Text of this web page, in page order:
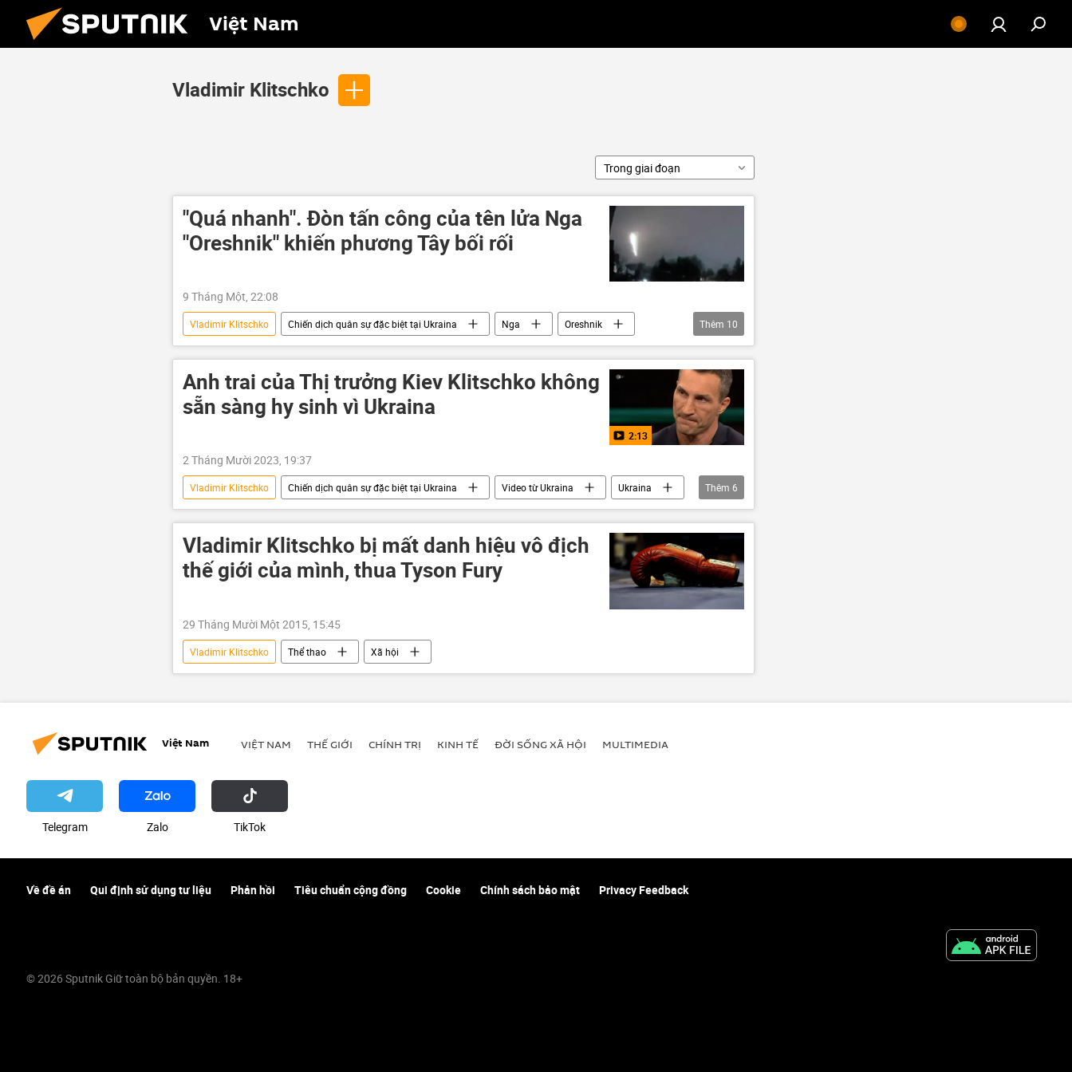
Việt Nam
Vladimir Klitschko
Trong giai đoạn
"Quá nhanh". Đòn tấn công của tên lửa Nga
"Oreshnik" khiến phương Tây bối rối
9 Tháng Một, 22:08
Vladimir Klitschko Chiến dịch quân sự đặc biệt tại Ukraina Nga
Oreshnik
Vladimir Putin
Ukraina Cuộc khủng hoảng ở Ukraina
thông tin
Thế giới
Kiev Bộ Quốc phòng Nga
NATO
Emmanuel Macron
Thêm 10
Anh trai của Thị trưởng Kiev Klitschko không
sẵn sàng hy sinh vì Ukraina
2:13
2 Tháng Mười 2023, 19:37
Vladimir Klitschko Chiến dịch quân sự đặc biệt tại Ukraina Video từ Ukraina
Ukraina
Nga
Quân sự quân đội Nga bảo vệ Tổ quốc Thế giới Kiev
Thêm 6
Vladimir Klitschko bị mất danh hiệu vô địch
thế giới của mình, thua Tyson Fury
29 Tháng Mười Một 2015, 15:45
Vladimir Klitschko Thể thao Xã hội
Việt Nam VIỆT NAM THẾ GIỚI CHÍNH TRỊ KINH TẾ ĐỜI SỐNG XÃ HỘI MULTIMEDIA
Telegram Zalo ТikТоk
Về đề án Qui định sử dụng tư liệu Phản hồi Tiêu chuẩn cộng đồng Cookie Chính sách bảo mật Privacy Feedback
© 2026 Sputnik Giữ toàn bộ bản quyền. 18+